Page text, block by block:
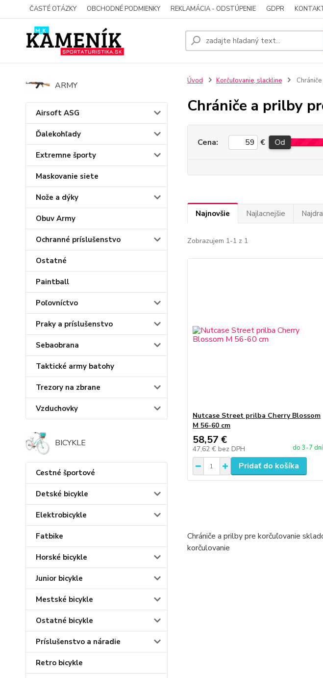
ČASTÉ OTÁZKY OBCHODNÉ PODMIENKY REKLAMÁCIA - ODSTÚPENIE GDPR
ARMY
Airsoft ASG
Ďalekohľady
Extremne športy
Maskovanie siete
Nože a dýky
Obuv Army
Ochranné príslušenstvo
Ostatné
Paintball
Poľovníctvo
Praky a príslušenstvo
Sebaobrana
Taktické army batohy
Trezory na zbrane
Vzduchovky
BICYKLE
Cestné športové
Detské bicykle
Elektrobicykle
Fatbike
Horské bicykle
Junior bicykle
Mestské bicykle
Ostatné bicykle
Príslušenstvo a náradie
Retro bicykle
Úvod Korčuľovanie, slackline
Chrániče a prilby
Cena: € Od
Najnovšie Najlacnejšie
Zobrazujem 1-1 z 1
Nutcase Street prilba Cherry Blossom
M 56-60 cm
58,57 €
47,62 € bez DPH do 3-7 dní
Pridať do košíka
Chrániče a prilby pre korčuľovanie
korčulovanie